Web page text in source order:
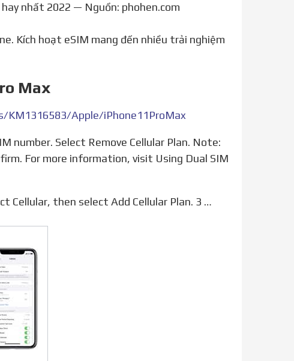
nhất 2022 — Nguồn: phohen.com
Max
Apple/iPhone11ProMax
For more information, visit Using Dual SIM
Cellular, then select Add Cellular Plan. 3 …